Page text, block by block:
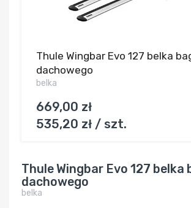
Thule Wingbar Evo 127 belka
dachowego
belka
669,00 zł
535,20 zł / szt.
Thule Wingbar Evo 127 belka
dachowego
belka